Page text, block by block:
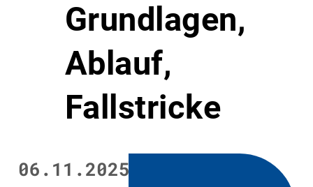
Grundlagen,
Ablauf,
Fallstricke
06.11.2025